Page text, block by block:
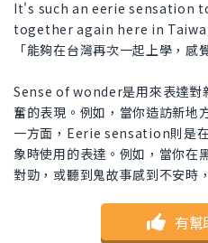
It's such an eerie sensation
together again here in
「能夠在台灣再次一起上學，感
Sense of wonder是用來表達對
奮的表現。例如，當你造訪新地
一方面，Eerie sensation則是
象時使用的表達。例如，當你在
對勁，或聽到鬼故事感到不安時
有幫